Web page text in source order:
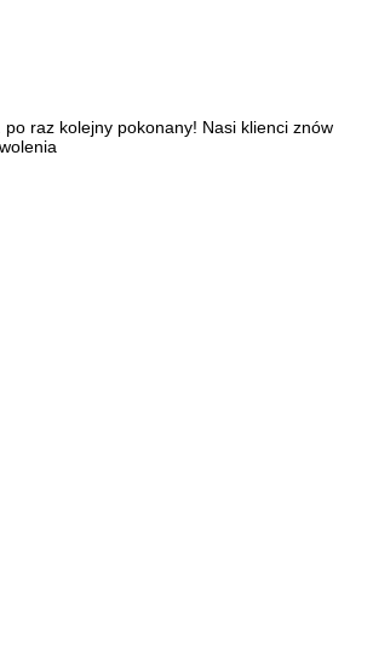
raz kolejny pokonany! Nasi klienci znów